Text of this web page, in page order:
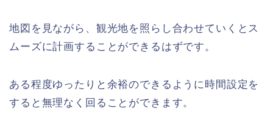
地図を見ながら、観光地を照らし合わせていくとス
ムーズに計画することができるはずです。
ある程度ゆったりと余裕のできるように時間設定を
すると無理なく回ることができます。